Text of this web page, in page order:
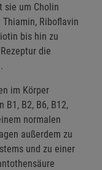
sie um Cholin
Riboflavin
bis hin zu
die
im Körper
B1, B2, B6, B12,
normalen
außerdem zu
und zu einer